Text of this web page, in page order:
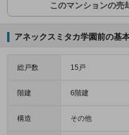
このマンションの売
アネックスミタカ学園前の基
総戸数 15戸
階建 6階建
構造 その他